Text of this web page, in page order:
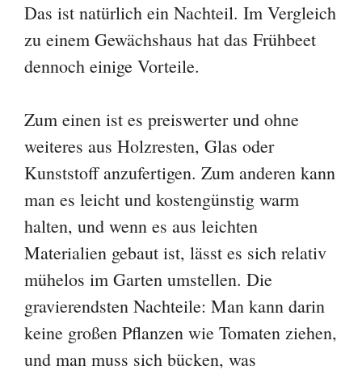
Das ist natürlich ein Nachteil. Im Vergleich
zu einem Gewächshaus hat das Frühbeet
dennoch einige Vorteile.
Zum einen ist es preiswerter und ohne
weiteres aus Holzresten, Glas oder
Kunststoff anzufertigen. Zum anderen kann
man es leicht und kostengünstig warm
halten, und wenn es aus leichten
Materialien gebaut ist, lässt es sich relativ
mühelos im Garten umstellen. Die
gravierendsten Nachteile: Man kann darin
keine großen Pflanzen wie Tomaten ziehen,
und man muss sich bücken, was